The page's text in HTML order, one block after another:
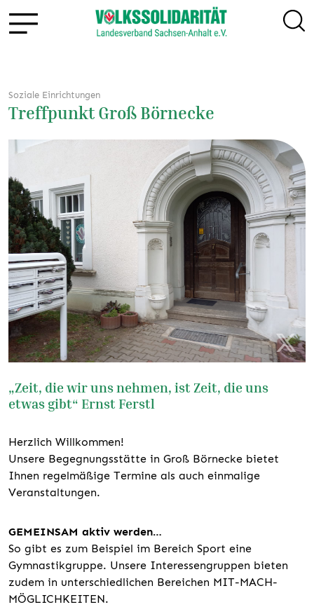
Soziale Einrichtungen
Treffpunkt Groß Börnecke
„Zeit, die wir uns nehmen, ist Zeit, die uns
etwas gibt“ Ernst Ferstl
Herzlich Willkommen!
Unsere Begegnungsstätte in Groß Börnecke bietet
Ihnen regelmäßige Termine als auch einmalige
Veranstaltungen.
GEMEINSAM aktiv werden…
So gibt es zum Beispiel im Bereich Sport eine
Gymnastikgruppe. Unsere Interessengruppen bieten
zudem in unterschiedlichen Bereichen MIT-MACH-
MÖGLICHKEITEN.